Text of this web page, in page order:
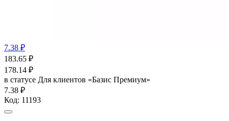
7.38 ₽
183.65 ₽
178.14 ₽
в статусе Для клиентов «Базис Премиум»
7.38 ₽
Код: 11193